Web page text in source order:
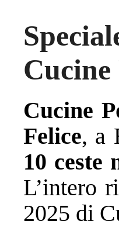
Cucine
Felice, a
10 ceste
L’intero
2025 di